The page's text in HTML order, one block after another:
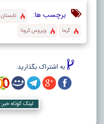
برچسب ها: تابستان
گرما
ویروس کرونا
به اشتراک بگذارید:
لینک کوتاه خبر: